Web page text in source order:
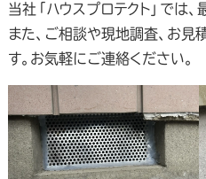
当社「ハウスプロテクト」では
また、ご相談や現地調査、お見
す。お気軽にご連絡ください。